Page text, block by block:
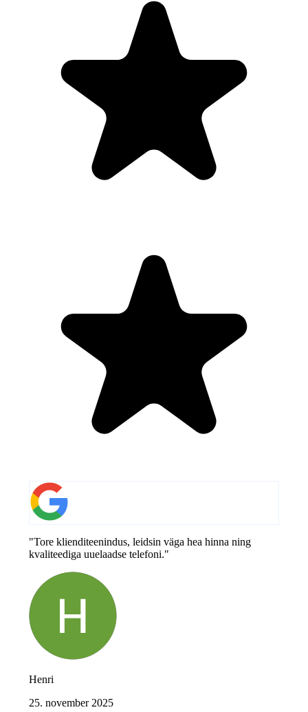
"Tore klienditeenindus, leidsin väga hea hinna ning
kvaliteediga uuelaadse telefoni."
Henri
25. november 2025